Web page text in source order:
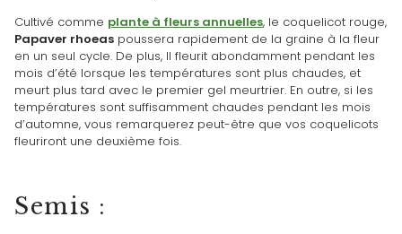
Cultivé comme plante à fleurs annuelles, le coquelicot rouge,
Papaver rhoeas poussera rapidement de la graine à la fleur
en un seul cycle. De plus, Il fleurit abondamment pendant les
mois d’été lorsque les températures sont plus chaudes, et
meurt plus tard avec le premier gel meurtrier. En outre, si les
températures sont suffisamment chaudes pendant les mois
d’automne, vous remarquerez peut-être que vos coquelicots
fleuriront une deuxième fois.
Semis :